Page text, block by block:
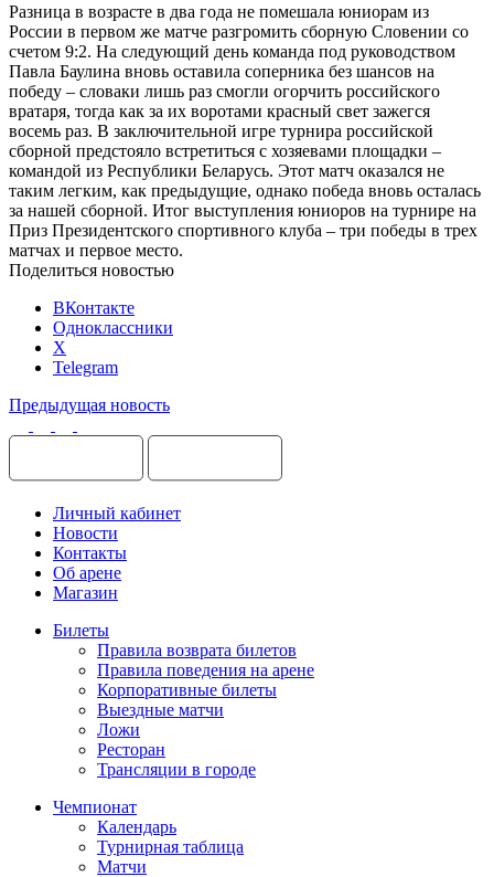
Разница в возрасте в два года не помешала юниорам из
России в первом же матче разгромить сборную Словении со
счетом 9:2. На следующий день команда под руководством
Павла Баулина вновь оставила соперника без шансов на
победу – словаки лишь раз смогли огорчить российского
вратаря, тогда как за их воротами красный свет зажегся
восемь раз. В заключительной игре турнира российской
сборной предстояло встретиться с хозяевами площадки –
командой из Республики Беларусь. Этот матч оказался не
таким легким, как предыдущие, однако победа вновь осталась
за нашей сборной. Итог выступления юниоров на турнире на
Приз Президентского спортивного клуба – три победы в трех
матчах и первое место.
Поделиться новостью
ВКонтакте
Одноклассники
X
Telegram
Предыдущая новость
Личный кабинет
Новости
Контакты
Об арене
Магазин
Билеты
Правила возврата билетов
Правила поведения на арене
Корпоративные билеты
Выездные матчи
Ложи
Ресторан
Трансляции в городе
Чемпионат
Календарь
Турнирная таблица
Матчи